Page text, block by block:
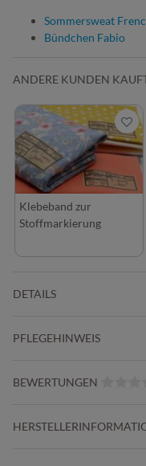
Sommersweat
Bündchen Fabio
ANDERE KUNDEN
Klebeband zur
Stoffmarkierung
DETAILS
PFLEGEHINWEIS
BEWERTUNGEN